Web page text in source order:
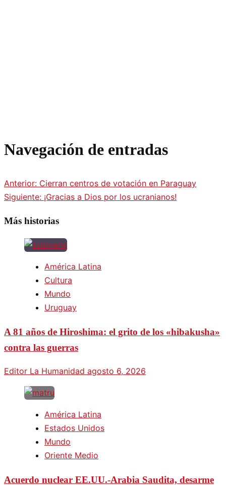
Navegación de entradas
Anterior: Cierran centros de votación en Paraguay
Siguiente: ¡Gracias a Dios por los ucranianos!
Más historias
América Latina
Cultura
Mundo
Uruguay
A 81 años de Hiroshima: el grito de los «hibakusha»
contra las guerras
Editor La Humanidad agosto 6, 2026
América Latina
Estados Unidos
Mundo
Oriente Medio
Acuerdo nuclear EE.UU.-Arabia Saudita, desarme